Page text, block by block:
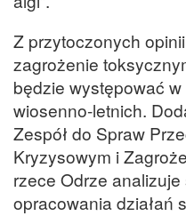
Z przytoczonych
zagrożenie
będzie występować
wiosenno-letnich.
Zespół do Spraw
Kryzysowym i
rzece Odrze
opracowania działań